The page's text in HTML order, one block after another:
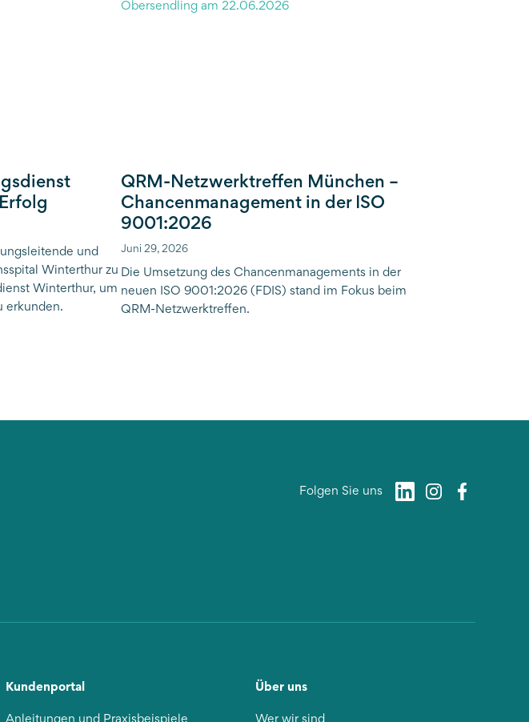
und
Winterthur zu
Winterthur, um
erkunden.
QRM-Netzwerktreffen München –
Chancenmanagement in der ISO
9001:2026
Juni 29, 2026
Die Umsetzung des Chancenmanagements in der
neuen ISO 9001:2026 (FDIS) stand im Fokus beim
QRM-Netzwerktreffen.
Folgen Sie uns
Kundenportal
Anleitungen und Praxisbeispiele
Über uns
Wer wir sind